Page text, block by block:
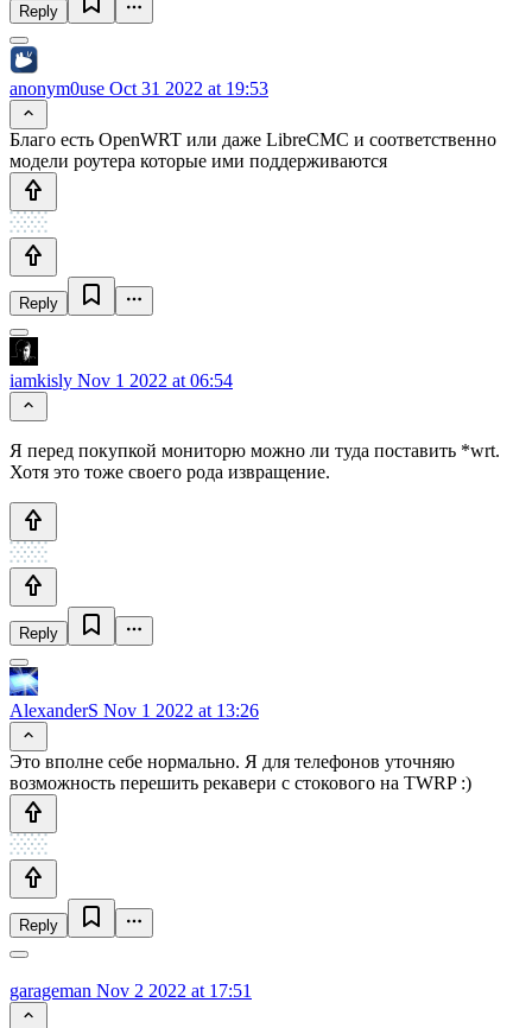
Reply
anonym0use Oct 31 2022 at 19:53
Благо есть OpenWRT или даже LibreCMC и соответственно
модели роутера которые ими поддерживаются
Reply
iamkisly Nov 1 2022 at 06:54
Я перед покупкой мониторю можно ли туда поставить *wrt.
Хотя это тоже своего рода извращение.
Reply
AlexanderS Nov 1 2022 at 13:26
Это вполне себе нормально. Я для телефонов уточняю
возможность перешить рекавери с стокового на TWRP :)
Reply
garageman Nov 2 2022 at 17:51